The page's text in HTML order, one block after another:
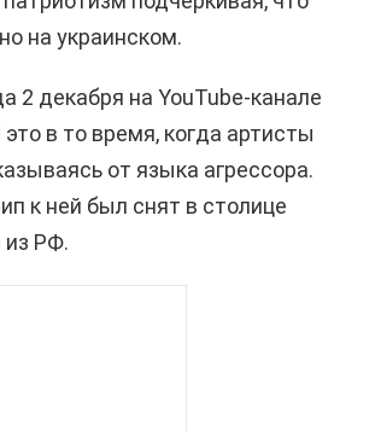
на украинском.
2 декабря на YouTube-канале
в то время, когда артисты
от языка агрессора.
к ней был снят в столице
из РФ.